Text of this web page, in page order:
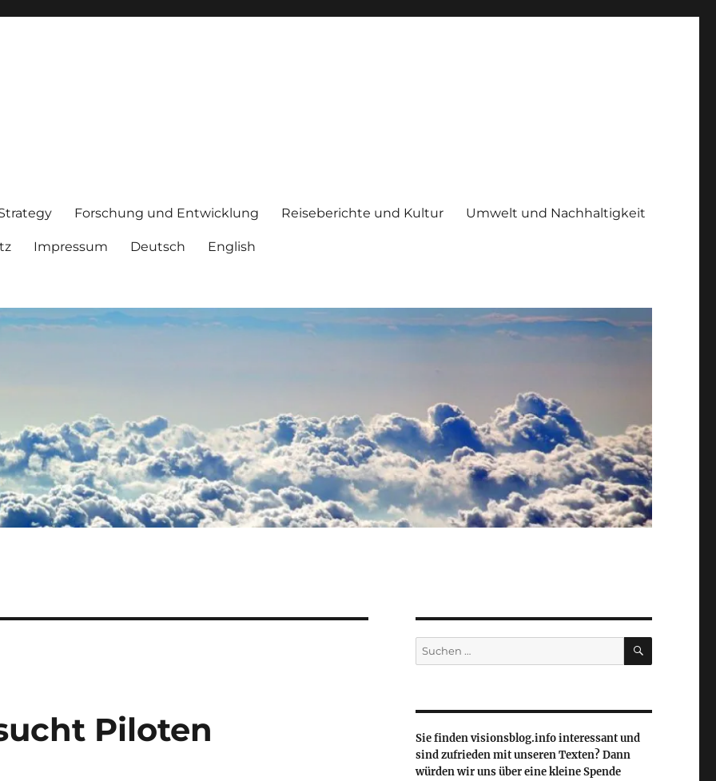
Forschung und Entwicklung Reiseberichte und Kultur Umwelt und Nachhaltigkeit
Impressum Deutsch English
Piloten
Suche
nach:
SUCHEN
Sie finden visionsblog.info interessant und
sind zufrieden mit unseren Texten? Dann
würden wir uns über eine kleine Spende